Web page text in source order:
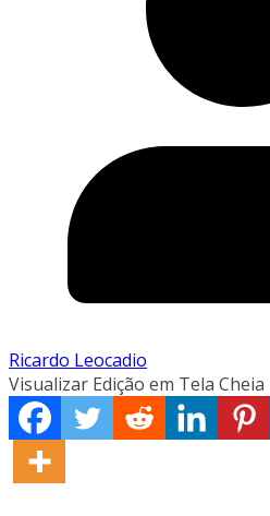
Ricardo Leocadio
Visualizar Edição em Tela Cheia